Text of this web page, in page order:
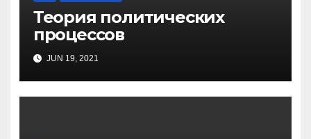
Теория политических
процессов
JUN 19, 2021